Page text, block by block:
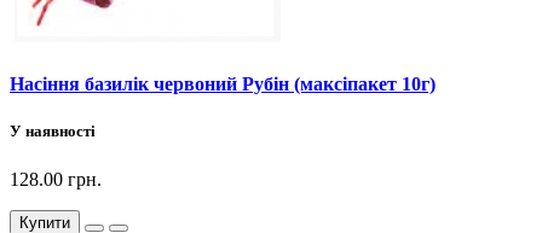
Насіння базилік червоний Рубін (максіпакет 10г)
У наявності
128.00 грн.
Купити